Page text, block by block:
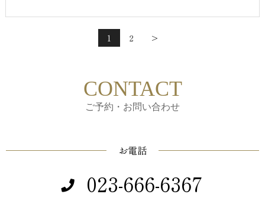
1 2 >
CONTACT
ご予約・お問い合わせ
お電話
023-666-6367